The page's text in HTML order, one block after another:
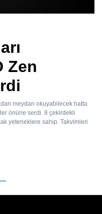
Zen
meydan okuyabilecek hatta
önüne serdi. 8 çekirdekli
yeteneklere sahip. Takvimleri